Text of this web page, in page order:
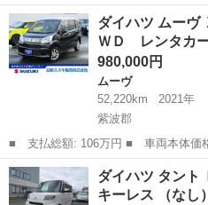
名： ダイハツ ■ 車種名： ムー
４ＷＤ ナビ ＣＤ ＥＴＣ アイドリ
ート ■ 排気量...
青森 青森市 ムーヴ
ダイハツ ムー
ＷＤ レンタカ
980,000円
ムーヴ
52,220km
2021年
紫波郡
■ 支払総額: 106万円 ■ 車両本体価格： 980,000 円 ■ メーカー
名： ダイハツ ■ 車種名： ムーヴ
ド２ ＳＡ３ ４ＷＤ レンタカー
プッシュスター...
岩手 紫波郡 ムーヴ
ダイハツ タント
キーレス （なし）